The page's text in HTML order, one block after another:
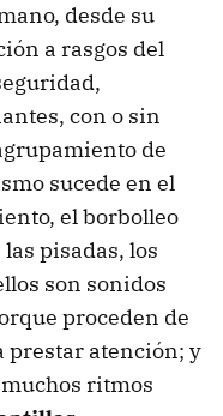
desde su
a rasgos del
con o sin
de
sucede en el
el borbolleo
pisadas, los
son sonidos
proceden de
prestar atención; y
ritmos